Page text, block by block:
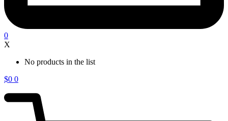
0
X
No products in the list
$0 0